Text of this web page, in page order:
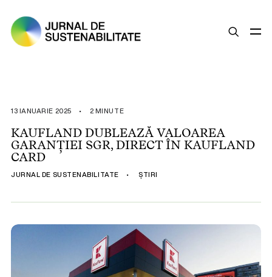
ȘTIRI
OPINII
ESG
COMPANII SUSTENABILE
13 IANUARIE 2025 • 2 MINUTE
KAUFLAND DUBLEAZĂ VALOAREA
GARANȚIEI SGR, DIRECT ÎN KAUFLAND
CARD
JURNAL DE SUSTENABILITATE • ȘTIRI